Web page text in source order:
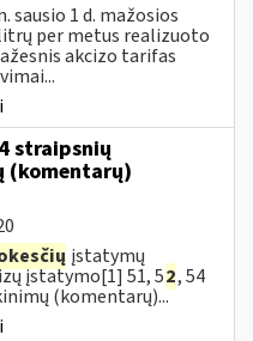
sausio 1 d. mažosios
per metus realizuoto
akcizo tarifas
straipsnių
(komentarų)
įstatymų
įstatymo[1] 51, 52, 54
(komentarų)...